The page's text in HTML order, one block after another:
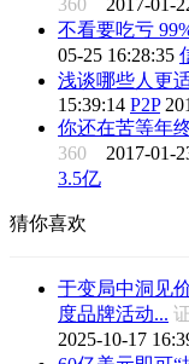
不看要吃亏
05-25 16:28:35
浅谈哪些人更
15:39:14 P2P
你还在苦等年
360 2017-01-
3.5亿
猜你喜欢
于变局中洞见
度品牌活动...
2025-10-17